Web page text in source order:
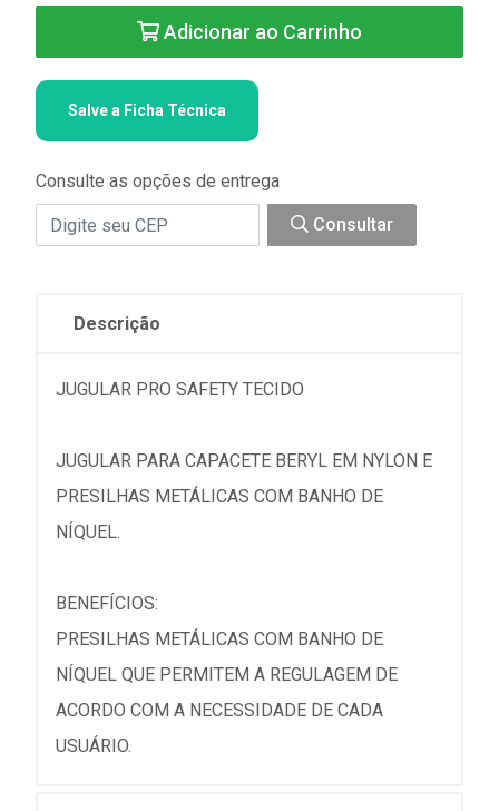
Adicionar ao Carrinho
Salve a Ficha Técnica
Consulte as opções de entrega
Consultar
Descrição
JUGULAR PRO SAFETY TECIDO
JUGULAR PARA CAPACETE BERYL EM NYLON E
PRESILHAS METÁLICAS COM BANHO DE
NÍQUEL.
BENEFÍCIOS:
PRESILHAS METÁLICAS COM BANHO DE
NÍQUEL QUE PERMITEM A REGULAGEM DE
ACORDO COM A NECESSIDADE DE CADA
USUÁRIO.